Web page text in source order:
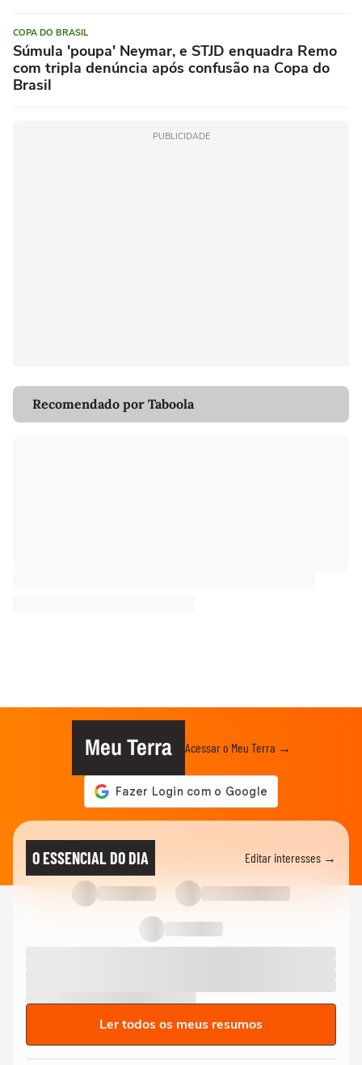
COPA DO BRASIL
Súmula 'poupa' Neymar, e STJD enquadra Remo
com tripla denúncia após confusão na Copa do
Brasil
PUBLICIDADE
Recomendado por Taboola
Meu Terra Acessar o Meu Terra →
O ESSENCIAL DO DIA Editar interesses →
Ler todos os meus resumos